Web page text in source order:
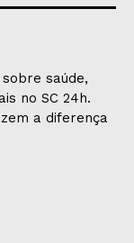
saúde,
no SC 24h.
a diferença